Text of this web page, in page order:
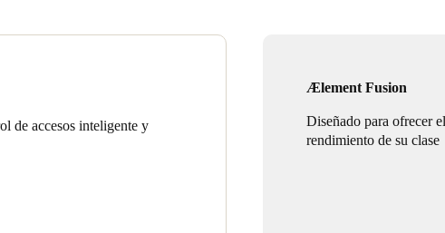
de accesos inteligente y
Ælement Fusion
Diseñado para ofrecer
rendimiento de su clase